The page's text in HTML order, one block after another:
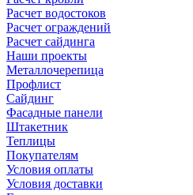
Расчет водостоков
Расчет ограждений
Расчет сайдинга
Наши проекты
Металлочерепица
Профлист
Сайдинг
Фасадные панели
Штакетник
Теплицы
Покупателям
Условия оплаты
Условия доставки